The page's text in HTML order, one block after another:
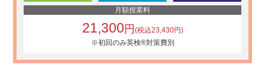
月額授業料
21,300円(税込23,430円)
※初回のみ英検®対策費別